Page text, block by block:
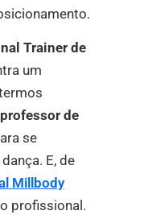
Trainer de
um
professor de
se
E, de
Millbody
profissional.